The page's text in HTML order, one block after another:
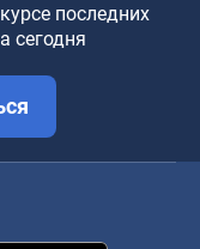
последних
сегодня